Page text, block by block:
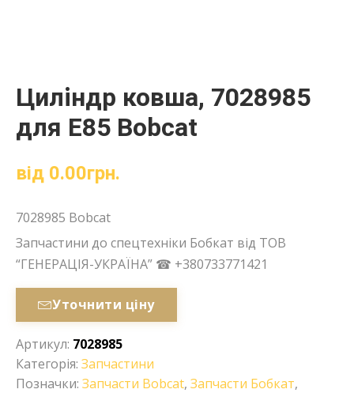
Циліндр ковша, 7028985
для E85 Bobcat
від 0.00грн.
7028985 Bobcat
Запчастини до спецтехніки Бобкат від ТОВ
“ГЕНЕРАЦІЯ-УКРАЇНА” ☎ +380733771421
Уточнити ціну
Артикул: 7028985
Категорія: Запчастини
Позначки: Запчасти Bobcat, Запчасти Бобкат,